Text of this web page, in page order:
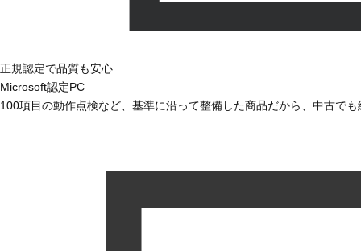
正規認定で品質も安心
Microsoft認定PC
100項目の動作点検など、基準に沿って整備した商品だから、中古で